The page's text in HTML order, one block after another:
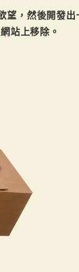
望，然後開發出
站上移除。